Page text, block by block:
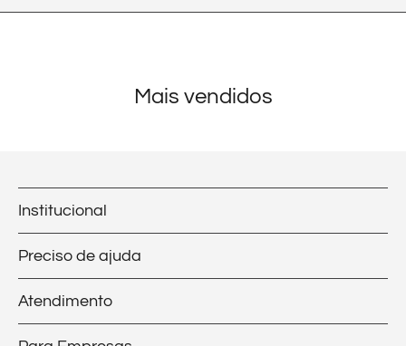
Mais vendidos
Institucional
Preciso de ajuda
Atendimento